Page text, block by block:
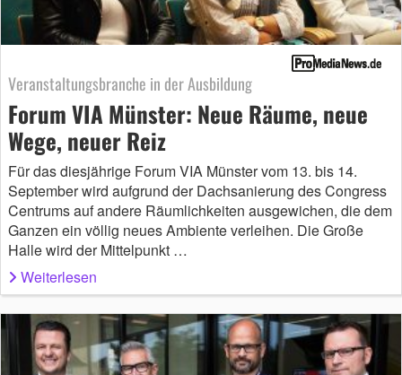
Veranstaltungsbranche in der Ausbildung
Forum VIA Münster: Neue Räume, neue
Wege, neuer Reiz
Für das diesjährige Forum VIA Münster vom 13. bis 14.
September wird aufgrund der Dachsanierung des Congress
Centrums auf andere Räumlichkeiten ausgewichen, die dem
Ganzen ein völlig neues Ambiente verleihen. Die Große
Halle wird der Mittelpunkt …
Weiterlesen